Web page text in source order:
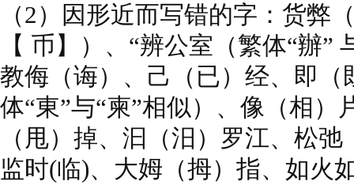
（2）因形近而写错的字：货弊
【 币】）、“辨公室（繁体“辦”
教侮（诲）、己（已）经、即（
体“東”与“柬”相似）、像（相）
（甩）掉、汩（汨）罗江、松
监时(临)、大姆（拇）指、如火